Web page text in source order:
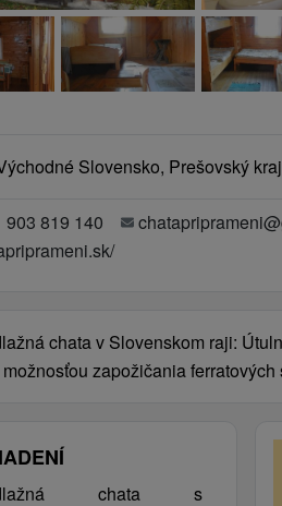
Slovensko, Prešovský
903 819 140
chata v Slovenskom raji:
zapožičania ferratových
chata s